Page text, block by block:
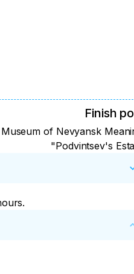
Finish
of Nevyansk
"Podvintsev's